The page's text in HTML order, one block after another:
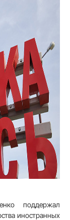
поддержал
иностранных